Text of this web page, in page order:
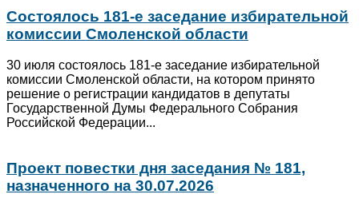
Состоялось 181-е заседание избирательной
комиссии Смоленской области
30 июля состоялось 181-е заседание избирательной
комиссии Смоленской области, на котором принято
решение о регистрации кандидатов в депутаты
Государственной Думы Федерального Собрания
Российской Федерации...
Проект повестки дня заседания № 181,
назначенного на 30.07.2026